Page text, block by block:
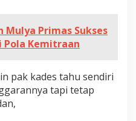
Mulya Primas Sukses
Pola Kemitraan
pak kades tahu sendiri
tapi tetap